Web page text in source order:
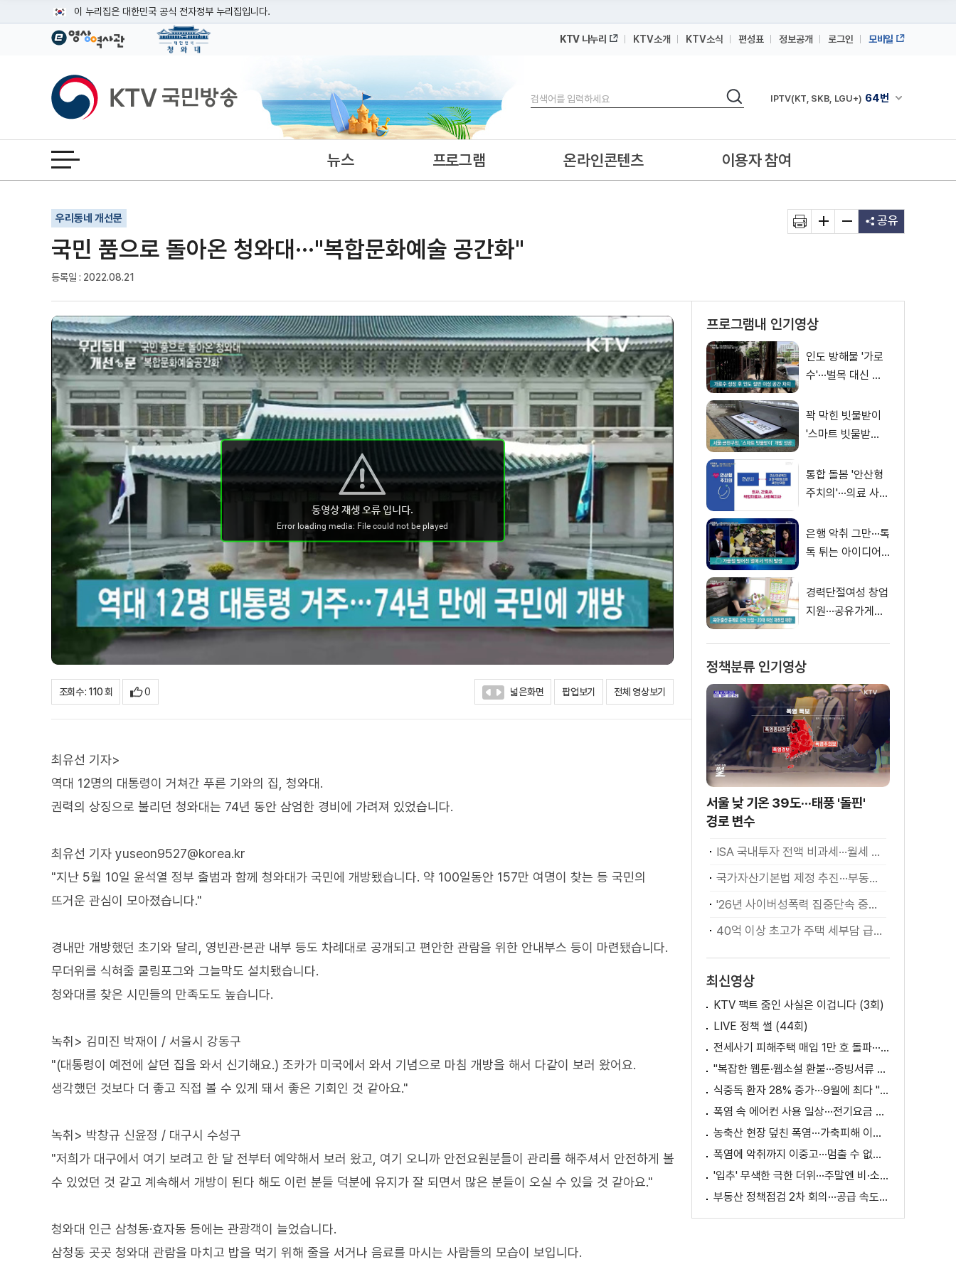
이 누리집은 대한민국 공식 전자정부 누리집입니다.
공식 누리집 주소 확인하기
이밖에 or.kr 또는 .kr등 다른 도메인 주소를 사용하고 있다면 아래 URL에서 도메인 주소를 확인해 보세요
운영중인 공식 누리집보기
KTV 나누리 KTV소개 KTV소식 편성표 정보공개 로그인 모바일
KTV국민방송
검색
검색 채널안내 펼쳐
IPTV(KT, SKB, LGU+) 64번
IPTV(KT, SKB, LGU+)
전체메뉴 열기 뉴스 프로그램 온라인콘텐츠 이용자 참여
우리동네 개선문
국민 품으로 돌아온 청와대···"복합문화예술 공간화"
등록일 : 2022.08.21
기사인쇄
글자확대
글자축소 공유
조회수 : 110 회 0 넓은화면 팝업보기 전체 영상보기
최유선 기자>
역대 12명의 대통령이 거쳐간 푸른 기와의 집, 청와대.
권력의 상징으로 불리던 청와대는 74년 동안 삼엄한 경비에 가려져 있었습니다.
최유선 기자 yuseon9527@korea.kr
"지난 5월 10일 윤석열 정부 출범과 함께 청와대가 국민에 개방됐습니다. 약 100일동안 157만 여명이 찾는 등 국민의
뜨거운 관심이 모아졌습니다."
경내만 개방했던 초기와 달리, 영빈관·본관 내부 등도 차례대로 공개되고 편안한 관람을 위한 안내부스 등이 마련됐습니다.
무더위를 식혀줄 쿨링포그와 그늘막도 설치됐습니다.
청와대를 찾은 시민들의 만족도도 높습니다.
녹취> 김미진 박재이 / 서울시 강동구
"(대통령이 예전에 살던 집을 와서 신기해요.) 조카가 미국에서 와서 기념으로 마침 개방을 해서 다같이 보러 왔어요.
생각했던 것보다 더 좋고 직접 볼 수 있게 돼서 좋은 기회인 것 같아요."
녹취> 박창규 신윤정 / 대구시 수성구
"저희가 대구에서 여기 보려고 한 달 전부터 예약해서 보러 왔고, 여기 오니까 안전요원분들이 관리를 해주셔서 안전하게 볼
수 있었던 것 같고 계속해서 개방이 된다 해도 이런 분들 덕분에 유지가 잘 되면서 많은 분들이 오실 수 있을 것 같아요."
청와대 인근 삼청동·효자동 등에는 관광객이 늘었습니다.
삼청동 곳곳 청와대 관람을 마치고 밥을 먹기 위해 줄을 서거나 음료를 마시는 사람들의 모습이 보입니다.
프로그램내 인기영상
인도 방해물 '가로
수'···벌목 대신 담
보
꽉 막힌 빗물받이
'스마트 빗물받
통합 돌봄 '안산형
주치의'···의료 사각
은행 악취 그만···톡
톡 튀는 아이디어
경력단절여성 창업
지원···공유가게로
가·공터에서도 길
찾기···"주소정보
확대"
정책분류 인기영상
서울 낮 기온 39도···태풍 '돌핀'
경로 변수
ISA 국내투자 전액 비과세···월세 세액공제 확대
국가자산기본법 제정 추진···부동산·주식 등 통합 관리
'26년 사이버성폭력 집중단속 중간성과 발표···향후 추진계획은?
40억 이상 초고가 주택 세부담 급증···실수요자 보호 강화
최신영상
KTV 팩트 줌인 사실은 이겁니다 (3회)
LIVE 정책 썰 (44회)
전세사기 피해주택 매입 1만 호 돌파···피해 지원 속도
"복잡한 웹툰·웹소설 환불···증빙서류 요구까지"
식중독 환자 28% 증가···9월에 최다 "입추 방심 금물"
폭염 속 에어컨 사용 일상···전기요금 줄이려면?
농축산 현장 덮친 폭염···가축피해 이틀 새 28만 마리↑
폭염에 악취까지 이중고···멈출 수 없는 필수노동
'입추' 무색한 극한 더위···주말엔 비·소나기
부동산 정책점검 2차 회의···공급 속도전 본격화하나